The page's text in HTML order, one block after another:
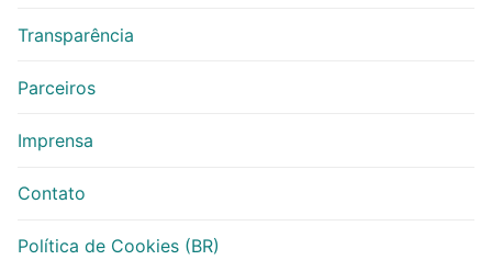
Transparência
Parceiros
Imprensa
Contato
Política de Cookies (BR)